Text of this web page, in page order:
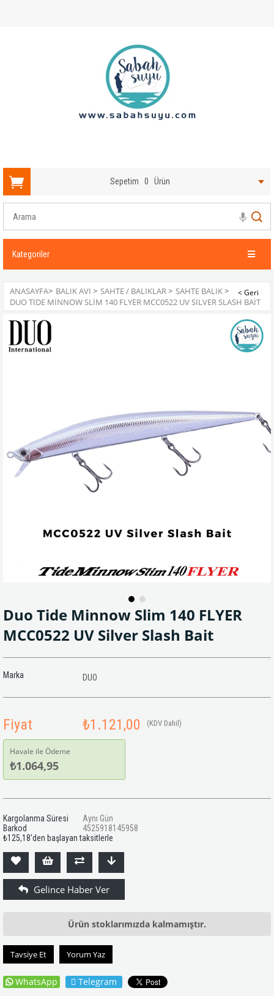
Sepetim 0 Ürün
Kategoriler
ANASAYFA> BALIK AVI > SAHTE / BALIKLAR> SAHTE BALIK>
DUO TIDE MINNOW SLIM 140 FLYER MCC0522 UV SILVER SLASH BAIT
Duo Tide Minnow Slim 140 FLYER
MCC0522 UV Silver Slash Bait
Marka DUO
Fiyat ₺1.121,00 (KDV Dahil)
Havale ile Ödeme
₺1.064,95
Kargolanma Süresi
Aynı Gün
Barkod
4525918145958
₺125,18'den başlayan taksitlerle
Ürün stoklarımızda kalmamıştır.
Tavsiye Et Yorum Yaz
WhatsApp Telegram